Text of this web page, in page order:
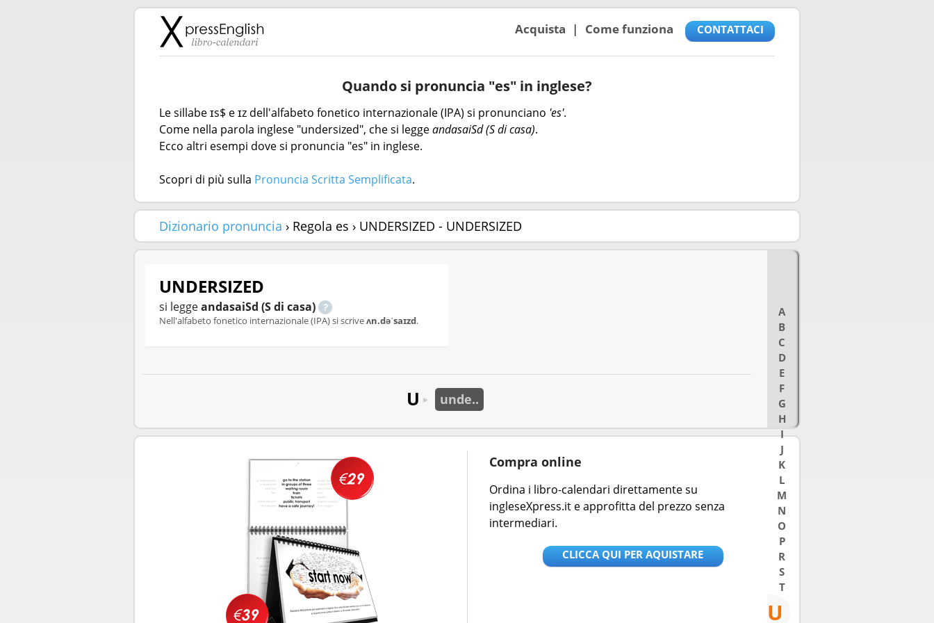
Acquista Come funziona CONTATTACI
Quando si pronuncia "es" in inglese?
Le sillabe ɪs$ e ɪz dell'alfabeto fonetico internazionale (IPA) si pronunciano 'es'.
Come nella parola inglese "undersized", che si leggeandasaiSd (S di casa).
Ecco altri esempi dove si pronuncia "es" in inglese.
Scopri di più sulla Pronuncia Scritta Semplificata.
Dizionario pronuncia › Regola es › UNDERSIZED - UNDERSIZED
A
B
C
D
E
F
G
H
I
J
K
L
M
N
O
P
R
S
T
U
UNDERSIZED
si leggeandasaiSd (S di casa)
Nell'alfabeto fonetico internazionale (IPA) si scriveʌn.dəˈsaɪzd.
U ► unde..
Compra online
Ordina i libro-calendari direttamente su
ingleseXpress.it e approfitta del prezzo senza
intermediari.
CLICCA QUI PER AQUISTARE